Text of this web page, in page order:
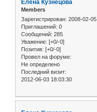
Елена Кузнецова
Members
Зарегистрирован: 2008-02-05
Приглашений: 0
Сообщений: 285
Уважение: [+0/-0]
Позитив: [+0/-0]
Провел на форуме:
Не определено
Последний визит:
2012-06-03 18:03:30